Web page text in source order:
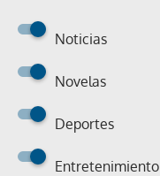
Noticias
Novelas
Deportes
Entretenimiento